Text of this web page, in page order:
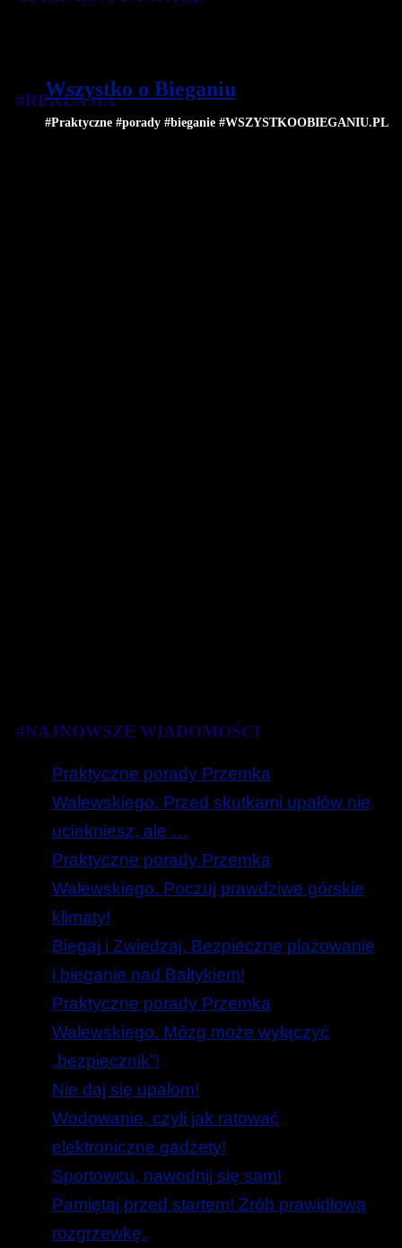
Wszystko o Bieganiu
#Praktyczne #porady #bieganie #WSZYSTKOOBIEGANIU.PL
#REKLAMA
#NAJNOWSZE WIADOMOŚCI
Praktyczne porady Przemka
Walewskiego. Przed skutkami upałów nie
uciekniesz, ale …
Praktyczne porady Przemka
Walewskiego. Poczuj prawdziwe górskie
klimaty!
Biegaj i Zwiedzaj. Bezpieczne plażowanie
i bieganie nad Bałtykiem!
Praktyczne porady Przemka
Walewskiego. Mózg może wyłączyć
„bezpiecznik”!
Nie daj się upałom!
Wodowanie, czyli jak ratować
elektroniczne gadżety!
Sportowcu, nawodnij się sam!
Pamiętaj przed startem! Zrób prawidłową
rozgrzewkę.